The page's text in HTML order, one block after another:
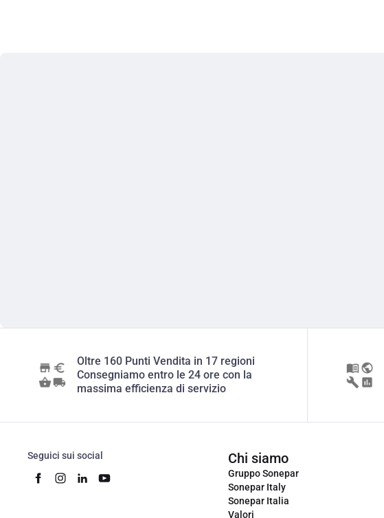
Oltre 160 Punti Vendita in 17 regioni
Consegniamo entro le 24 ore con la
massima efficienza di servizio
Seguici sui social Chi siamo
Gruppo Sonepar
Sonepar Italy
Sonepar Italia
Valori